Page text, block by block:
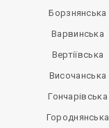
Борзнянська
Варвинська
Вертіївська
Височанська
Гончарівська
Городнянська